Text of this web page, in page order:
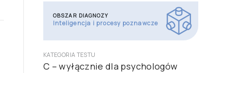
OBSZAR DIAGNOZY
Inteligencja i procesy poznawcze
KATEGORIA TESTU
C – wyłącznie dla psychologów